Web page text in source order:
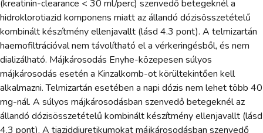
(kreatinin-clearance < 30 ml/perc) szenvedő betegeknél a
hidroklorotiazid komponens miatt az állandó dózisösszetételű
kombinált készítmény ellenjavallt (lásd 4.3 pont). A telmizartán
haemofiltrációval nem távolítható el a vérkeringésből, és nem
dializálható. Májkárosodás Enyhe-közepesen súlyos
májkárosodás esetén a Kinzalkomb-ot körültekintően kell
alkalmazni. Telmizartán esetében a napi dózis nem lehet több 40
mg-nál. A súlyos májkárosodásban szenvedő betegeknél az
állandó dózisösszetételű kombinált készítmény ellenjavallt (lásd
4.3 pont). A tiaziddiuretikumokat májkárosodásban szenvedő